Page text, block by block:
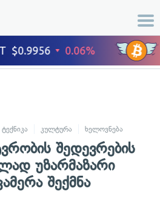
ტექნიკა კულტურა ხელოვნება
შედევრების
უზარმაზარი
შექმნა